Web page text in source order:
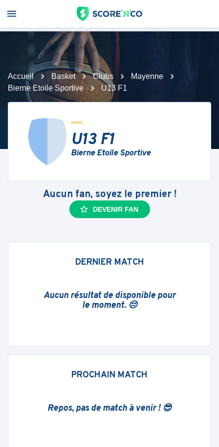
Accueil Basket Clubs
Mayenne
Bierne Etoile Sportive
U13 F1
U13 F1
Bierne Etoile Sportive
Aucun fan, soyez le premier !
DEVENIR FAN
DERNIER MATCH
Aucun résultat de disponible pour
le moment. 😔
PROCHAIN MATCH
Repos, pas de match à venir ! 😎